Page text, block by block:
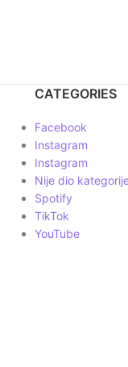
CATEGORIES
Facebook
Instagram
Instagram
Nije dio
Spotify
TikTok
YouTube